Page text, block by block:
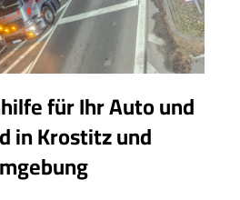
für Ihr Auto und
in Krostitz und